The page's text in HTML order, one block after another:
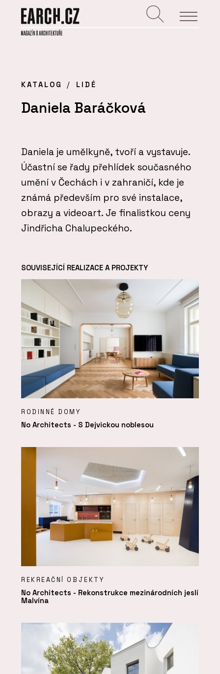
KATALOG LIDÉ
Daniela Baráčková
Daniela je umělkyně, tvoří a vystavuje.
Účastní se řady přehlídek současného
umění v Čechách i v zahraničí, kde je
známá především pro své instalace,
obrazy a videoart. Je finalistkou ceny
Jindřicha Chalupeckého.
SOUVISEJÍCÍ REALIZACE A PROJEKTY
RODINNÉ DOMY
No Architects - S Dejvickou noblesou
REKREAČNÍ OBJEKTY
No Architects - Rekonstrukce mezinárodních jeslí
Malvína